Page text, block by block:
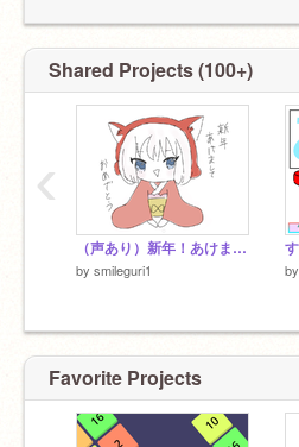
飼い主：@-ria--
師匠：
@kokoro-0205
親友：@kokomaru0314
相方：@---ruruna---
神専用絵師：@_m0m0
Shared Projects (100+)
（声あり）新年！あけまして！おめでとぉぉぉ。今年もよろしくね）
by smileguri1 by
‹
Favorite Projects